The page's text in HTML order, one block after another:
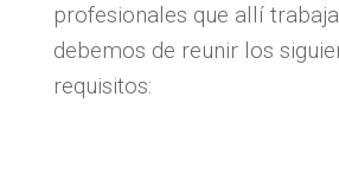
profesionales que allí
debemos de reunir los
requisitos: